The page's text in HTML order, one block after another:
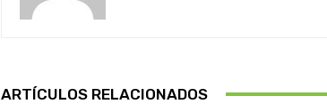
ARTÍCULOS RELACIONADOS